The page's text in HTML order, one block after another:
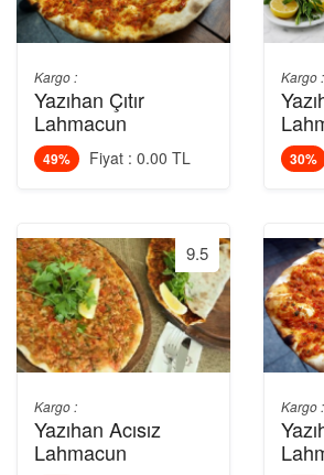
Kargo :
Yazıhan Çıtır
Lahmacun
49% Fiyat : 0.00 TL
9.5
Kargo :
Yazıhan Acısız
Lahmacun
Kargo :
30%
Kargo :